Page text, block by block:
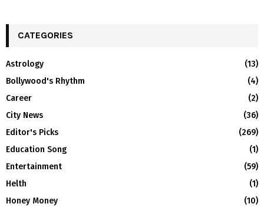
CATEGORIES
Astrology
(13)
Bollywood's Rhythm
(4)
Career
(2)
City News
(36)
Editor's Picks
(269)
Education Song
(1)
Entertainment
(59)
Helth
(1)
Honey Money
(10)